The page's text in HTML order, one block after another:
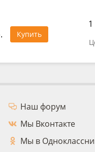
Купить
Наш форум
Мы Вконтакте
Мы в